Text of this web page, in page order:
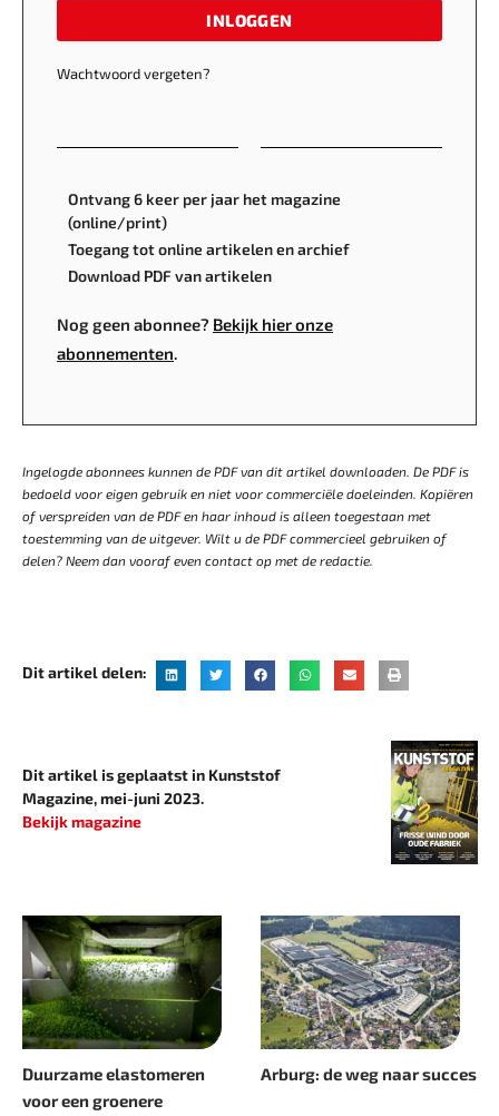
INLOGGEN
Wachtwoord vergeten?
Ontvang 6 keer per jaar het magazine
(online/print)
Toegang tot online artikelen en archief
Download PDF van artikelen
Nog geen abonnee? Bekijk hier onze
abonnementen
Ingelogde abonnees kunnen de PDF van dit artikel downloaden. De PDF is
bedoeld voor eigen gebruik en niet voor commerciële doeleinden. Kopiëren
of verspreiden van de PDF en haar inhoud is alleen toegestaan met
toestemming van de uitgever. Wilt u de PDF commercieel gebruiken of
delen? Neem dan vooraf even contact op met de redactie.
Dit artikel delen:
Dit artikel is geplaatst in Kunststof
Magazine, mei-juni 2023.
Bekijk magazine
Duurzame elastomeren
voor een groenere
Arburg: de weg naar succes